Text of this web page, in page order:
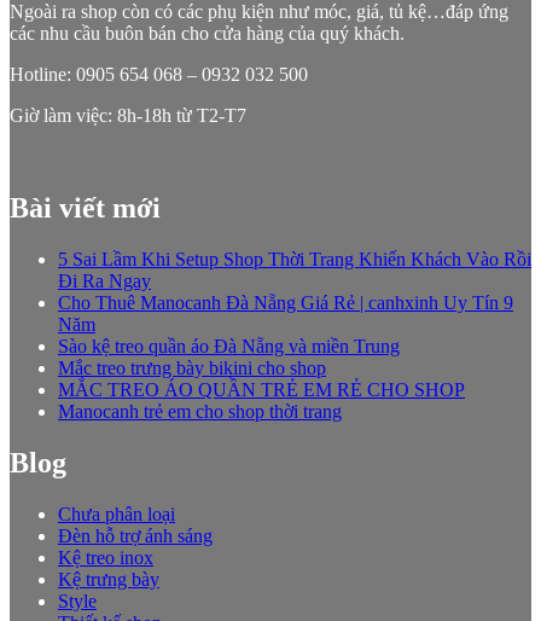
Ngoài ra shop còn có các phụ kiện như móc, giá, tủ kệ…đáp ứng
các nhu cầu buôn bán cho cửa hàng của quý khách.
Hotline: 0905 654 068 – 0932 032 500
Giờ làm việc: 8h-18h từ T2-T7
Bài viết mới
5 Sai Lầm Khi Setup Shop Thời Trang Khiến Khách Vào Rồi
Đi Ra Ngay
Cho Thuê Manocanh Đà Nẵng Giá Rẻ | canhxinh Uy Tín 9
Năm
Sào kệ treo quần áo Đà Nẵng và miền Trung
Mắc treo trưng bày bikini cho shop
MẮC TREO ÁO QUẦN TRẺ EM RẺ CHO SHOP
Manocanh trẻ em cho shop thời trang
Blog
Chưa phân loại
Đèn hỗ trợ ánh sáng
Kệ treo inox
Kệ trưng bày
Style